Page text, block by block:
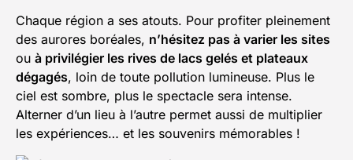
Chaque région a ses atouts. Pour profiter pleinement
des aurores boréales, n’hésitez pas à varier les sites
ou à privilégier les rives de lacs gelés et plateaux
dégagés, loin de toute pollution lumineuse. Plus le
ciel est sombre, plus le spectacle sera intense.
Alterner d’un lieu à l’autre permet aussi de multiplier
les expériences… et les souvenirs mémorables !